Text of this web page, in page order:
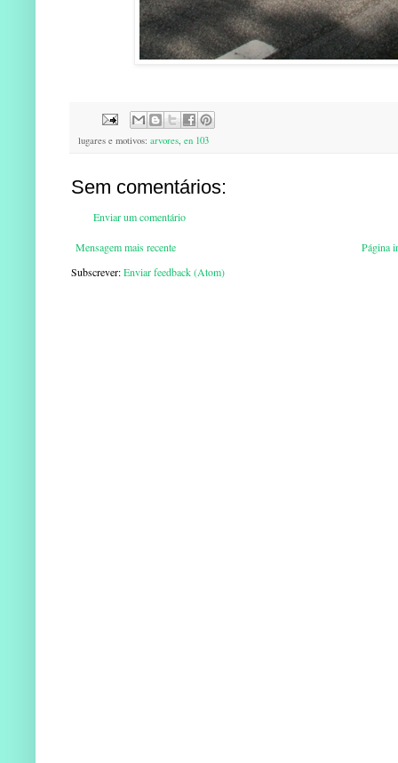
lugares e motivos: arvores, en 103
Sem comentários:
Enviar um comentário
Mensagem mais recente
Página
Subscrever:Enviar feedback (Atom)